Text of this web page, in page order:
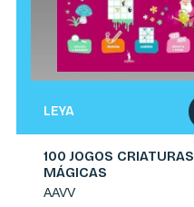
LEYA
100 JOGOS CRIATURAS
MÁGICAS
AAVV